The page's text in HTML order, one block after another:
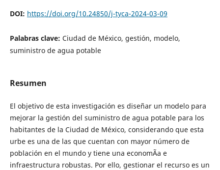
DOI: https://doi.org/10.24850/j-tyca-2024-03-09
Palabras clave: Ciudad de México, gestión, modelo,
suministro de agua potable
Resumen
El objetivo de esta investigación es diseñar un modelo para
mejorar la gestión del suministro de agua potable para los
habitantes de la Ciudad de México, considerando que esta
urbe es una de las que cuentan con mayor número de
población en el mundo y tiene una economÃ­a e
infraestructura robustas. Por ello, gestionar el recurso es un